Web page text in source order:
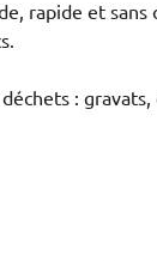
rapide et sans
: